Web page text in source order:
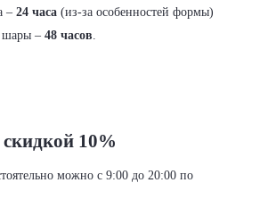
– 24 часа (из-за особенностей формы)
шары – 48 часов
10%
можно с 9:00 до 20:00 по